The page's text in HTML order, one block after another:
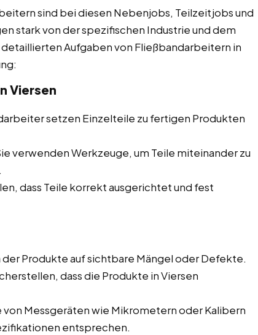
sind bei diesen Nebenjobs, Teilzeitjobs und
stark von der spezifischen Industrie und dem
Aufgaben von Fließbandarbeitern in
Viersen
setzen Einzelteile zu fertigen Produkten
verwenden Werkzeuge, um Teile miteinander zu
dass Teile korrekt ausgerichtet und fest
Produkte auf sichtbare Mängel oder Defekte.
dass die Produkte in Viersen
von Messgeräten wie Mikrometern oder Kalibern
entsprechen.